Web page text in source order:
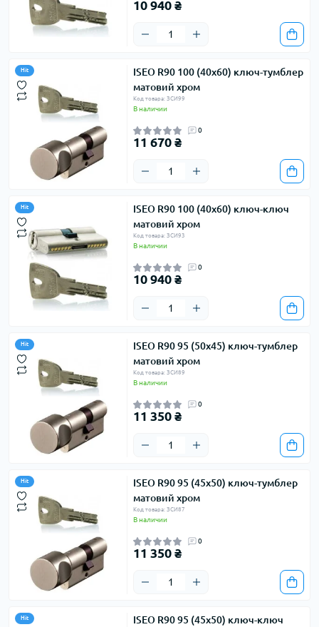
10 940 ₴
Hit
ISEO R90 100 (40х60) ключ-тумблер
матовий хром
Код товара: ЗСИ99
В наличии
0
11 670 ₴
Hit
ISEO R90 100 (40х60) ключ-ключ
матовий хром
Код товара: ЗСИ93
В наличии
0
10 940 ₴
Hit
ISEO R90 95 (50х45) ключ-тумблер
матовий хром
Код товара: ЗСИ89
В наличии
0
11 350 ₴
Hit
ISEO R90 95 (45х50) ключ-тумблер
матовий хром
Код товара: ЗСИ87
В наличии
0
11 350 ₴
Hit
ISEO R90 95 (45х50) ключ-ключ